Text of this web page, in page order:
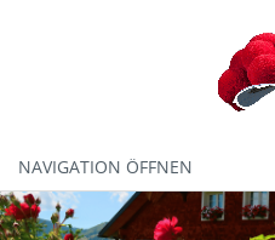
NAVIGATION ÖFFNEN